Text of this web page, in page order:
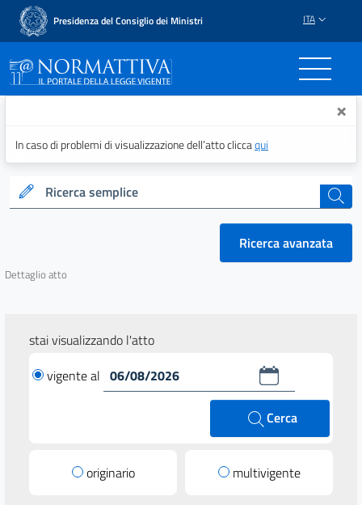
Presidenza del Consiglio dei Ministri ITA
Normattiva - Il portale ×
In caso di problemi di visualizzazione dell’atto cliccaqui
Ricerca semplice cerca
Ricerca avanzata
Dettaglio atto
stai visualizzando l'atto
vigente al
Cerca
originario multivigente